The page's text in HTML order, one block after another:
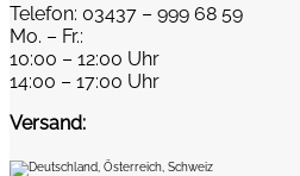
Telefon: 03437 – 999 68 59
Mo. – Fr.:
10:00 – 12:00 Uhr
14:00 – 17:00 Uhr
Versand: